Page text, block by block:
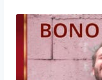
$44.000.